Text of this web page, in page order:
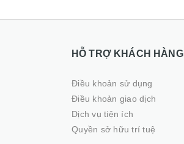
HỖ TRỢ KHÁCH HÀNG
Điều khoản sử dụng
Điều khoản giao dịch
Dịch vụ tiện ích
Quyền sở hữu trí tuệ